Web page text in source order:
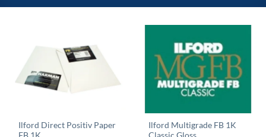
Ilford Direct Positiv Paper
Ilford Multigrade FB 1K